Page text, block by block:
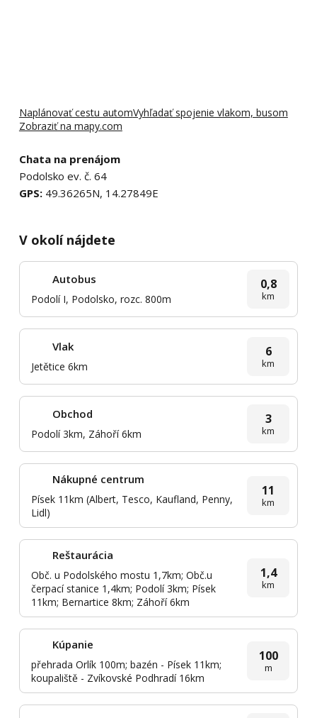
Naplánovať cestu automVyhľadať spojenie vlakom, busom
Zobraziť na mapy.com
Chata na prenájom
Podolsko ev. č. 64
GPS:49.36265N, 14.27849E
V okolí nájdete
Autobus
Podolí I, Podolsko, rozc. 800m
0,8
km
Vlak
Jetětice 6km
6
km
Obchod
Podolí 3km, Záhoří 6km
3
km
Nákupné centrum
Písek 11km (Albert, Tesco, Kaufland, Penny,
Lidl)
11
km
Reštaurácia
Obč. u Podolského mostu 1,7km; Obč.u
čerpací stanice 1,4km; Podolí 3km; Písek
11km; Bernartice 8km; Záhoří 6km
1,4
km
Kúpanie
přehrada Orlík 100m; bazén - Písek 11km;
koupaliště - Zvíkovské Podhradí 16km
100
m